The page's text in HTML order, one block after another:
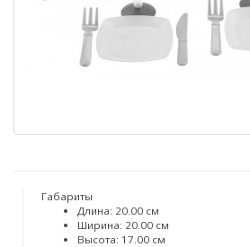
Габариты
Длина: 20.00 см
Ширина: 20.00 см
Высота: 17.00 см